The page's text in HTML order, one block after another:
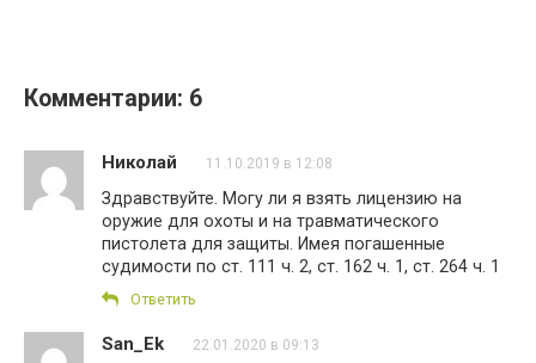
Комментарии: 6
Николай 11.10.2019 в 12:08
Здравствуйте. Могу ли я взять лицензию на
оружие для охоты и на травматического
пистолета для защиты. Имея погашенные
судимости по ст. 111 ч. 2, ст. 162 ч. 1, ст. 264 ч. 1
Ответить
San_Ek 22.01.2020 в 09:13